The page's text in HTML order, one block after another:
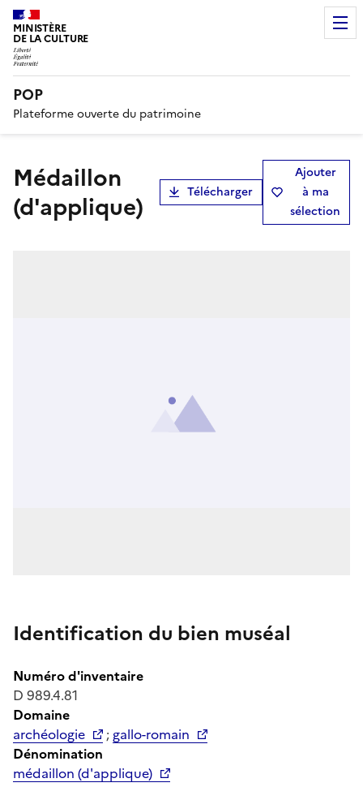
MINISTÈRE
DE LA CULTURE
POP
Plateforme ouverte du patrimoine
médaillon
(d'applique)
Télécharger
Ajouter
à ma
sélection
Identification du bien muséal
Numéro d'inventaire
D 989.4.81
Domaine
archéologie
; gallo-romain
Dénomination
médaillon (d'applique)